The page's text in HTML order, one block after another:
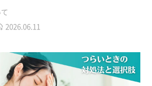
2026.06.11